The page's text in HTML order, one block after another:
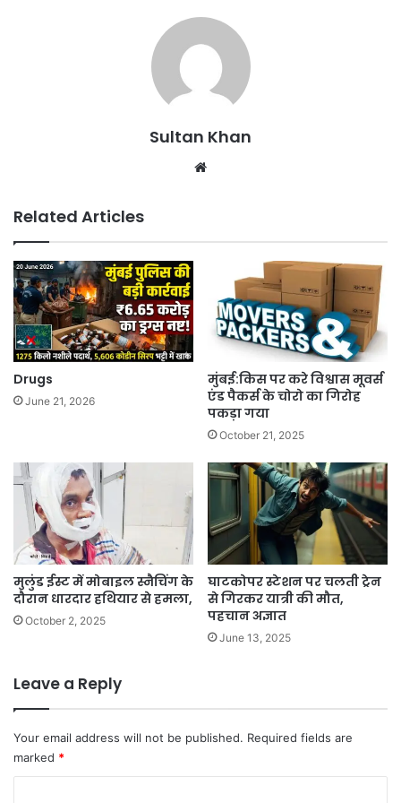
Sultan Khan
Related Articles
Drugs
June 21, 2026
मुंबई:किस पर करे विश्वास मूवर्स
एंड पैकर्स के चोरो का गिरोह
पकड़ा गया
October 21, 2025
मुलुंड ईस्ट में मोबाइल स्नैचिंग के
दौरान धारदार हथियार से हमला,
October 2, 2025
घाटकोपर स्टेशन पर चलती ट्रेन
से गिरकर यात्री की मौत,
पहचान अज्ञात
June 13, 2025
Leave a Reply
Your email address will not be published. Required fields are
marked *